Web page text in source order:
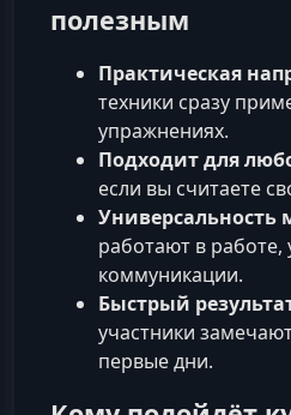
полезным
Практическая
техники сразу
упражнениях.
Подходит для
если вы считаете
Универсальность
работают в работе,
коммуникации.
Быстрый
участники
первые дни.